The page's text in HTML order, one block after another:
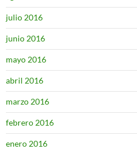
julio 2016
junio 2016
mayo 2016
abril 2016
marzo 2016
febrero 2016
enero 2016